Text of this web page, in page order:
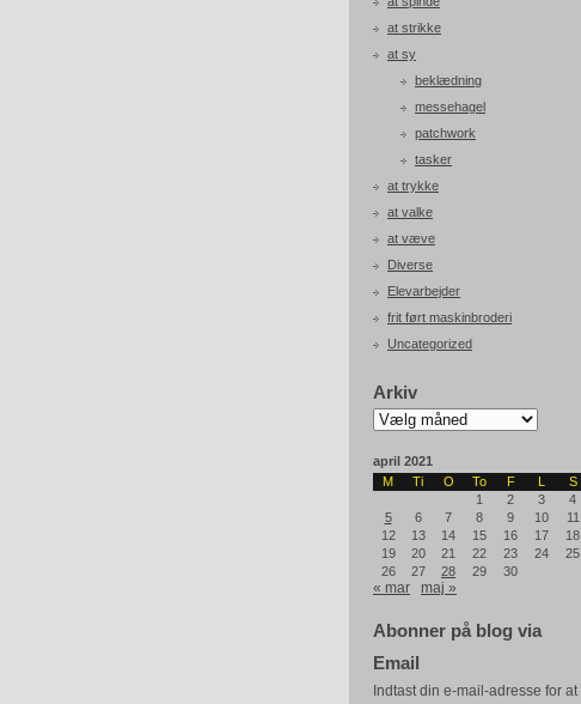
at strikke
at sy
beklædning
messehagel
patchwork
tasker
at trykke
at valke
at væve
Diverse
Elevarbejder
frit ført maskinbroderi
Uncategorized
Arkiv
Arkiv
april 2021
M
Ti O To F L
S
1
2 3
4
5
6 7 8 9 10
11
12
13 14 15 16 17
18
19
20 21 22 23 24
25
26
27 28 29 30
« mar maj »
Abonner på blog via
Email
Indtast din e-mail-adresse for at